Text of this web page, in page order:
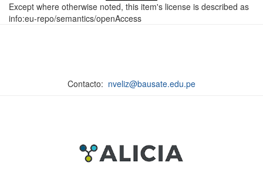
Except where otherwise noted, this item's license is described as
info:eu-repo/semantics/openAccess
Contacto: nveliz@bausate.edu.pe